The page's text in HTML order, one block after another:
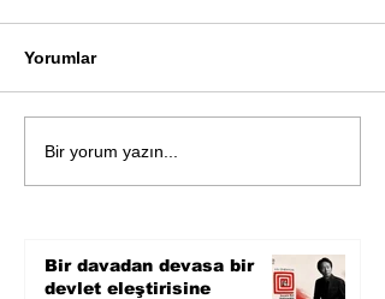
Konuk Oluyor
Yorumlar
Bir yorum yazın...
Bir davadan devasa bir
devlet eleştirisine